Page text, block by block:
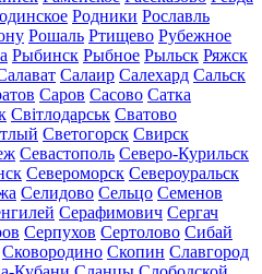
Родники Рославль
Рошаль Ртищево Рубежное
Рыбинск Рыбное Рыльск Ряжск
Салаир Салехард Сальск
Саров Сасово Сатка
Світлодарськ Сватово
Светогорск Свирск
Севастополь Северо-Курильск
Североморск Североуральск
Селидово Сельцо Семенов
Серафимович Сергач
Серпухов Сертолово Сибай
Сковородино Скопин Славгород